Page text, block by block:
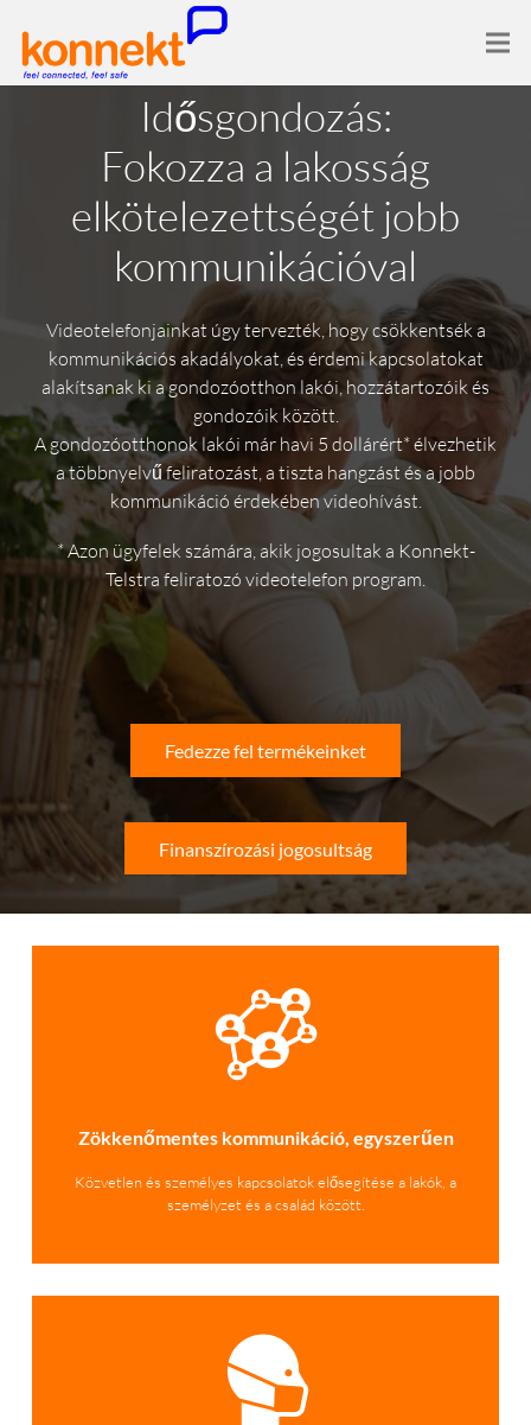
Idősgondozás:
Fokozza a lakosság
elkötelezettségét jobb
kommunikációval
Videotelefonjainkat úgy tervezték, hogy csökkentsék a
kommunikációs akadályokat, és érdemi kapcsolatokat
alakítsanak ki a gondozóotthon lakói, hozzátartozóik és
gondozóik között.
A gondozóotthonok lakói már havi 5 dollárért* élvezhetik
a többnyelvű feliratozást, a tiszta hangzást és a jobb
kommunikáció érdekében videohívást.
* Azon ügyfelek számára, akik jogosultak a Konnekt-
Telstra feliratozó videotelefon program.
Fedezze fel termékeinket
Finanszírozási jogosultság
Zökkenőmentes kommunikáció, egyszerűen
Közvetlen és személyes kapcsolatok elősegítése a lakók, a
személyzet és a család között.